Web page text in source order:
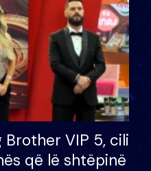
VIP 5, cili
që lë shtëpinë